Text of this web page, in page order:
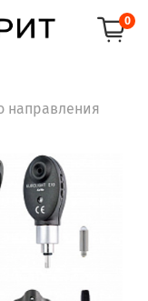
0
направления